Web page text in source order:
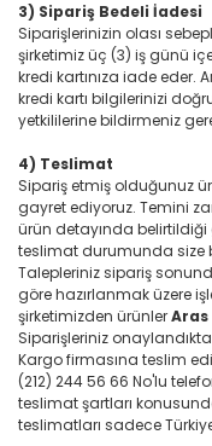
3) Sipariş Bedeli İadesi
Siparişlerinizin olası
şirketimiz üç (3) iş günü
kredi kartınıza iade eder.
kredi kartı bilgilerinizi
yetkililerine bildirmeniz
4) Teslimat
Sipariş etmiş olduğunuz
gayret ediyoruz. Temini
ürün detayında
teslimat durumunda size
Talepleriniz sipariş
göre hazırlanmak üzere
şirketimizden ürünlerAras
Siparişleriniz
Kargo firmasına teslim
(212) 244 56 66 No'lu
teslimat şartları
teslimatları sadece